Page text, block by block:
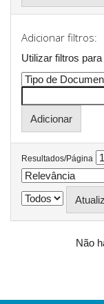
Adicionar filtros:
Utilizar filtros
Resultados/Página
Não